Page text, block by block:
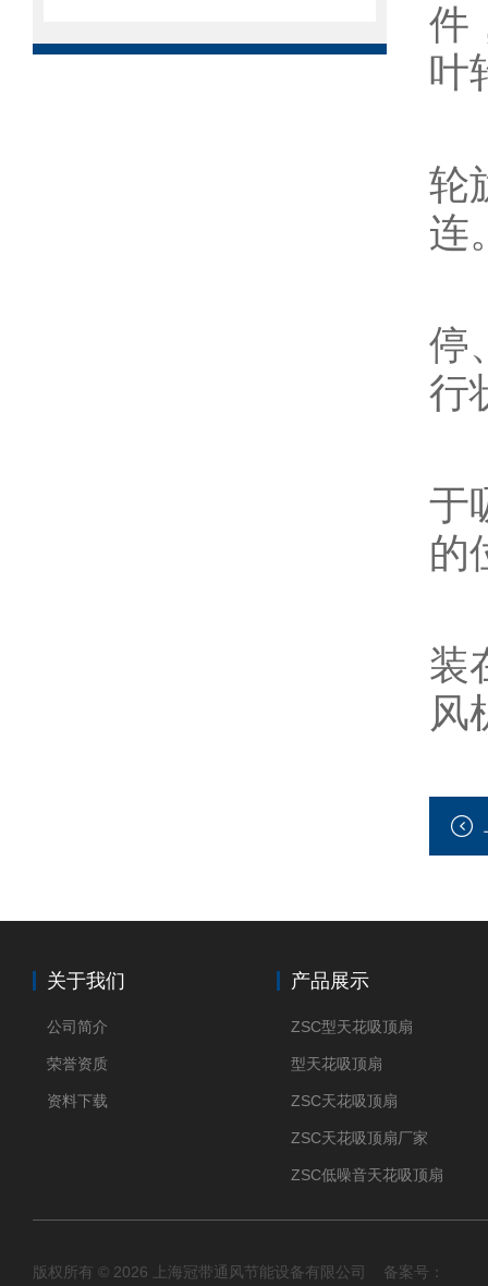
件
叶
轮
连
停
行
于
的
装
风
关于我们
公司简介
荣誉资质
资料下载
产品展示
ZSC型天花吸顶扇
型天花吸顶扇
ZSC天花吸顶扇
ZSC天花吸顶扇厂家
ZSC低噪音天花吸顶扇
版权所有 © 2026 上海冠带通风节能设备有限公司 备案号：